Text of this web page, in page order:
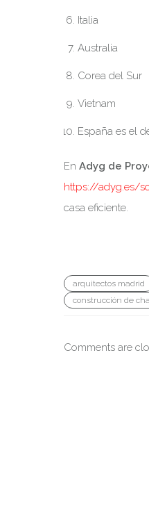
Italia
Australia
Corea del Sur
Vietnam
España es el
En Adyg de
https://adyg.es/
casa eficiente.
arquitectos madrid
construcción de
Comments are